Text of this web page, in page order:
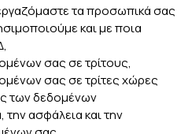
τα προσωπικά σας
και με ποια
σας σε τρίτους,
σας σε τρίτες χώρες
των δεδομένων
την ασφάλεια και την